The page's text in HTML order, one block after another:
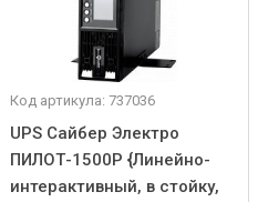
Код артикула: 737036
UPS Сайбер Электро
ПИЛОТ-1500Р {Линейно-
интерактивный, в стойку,